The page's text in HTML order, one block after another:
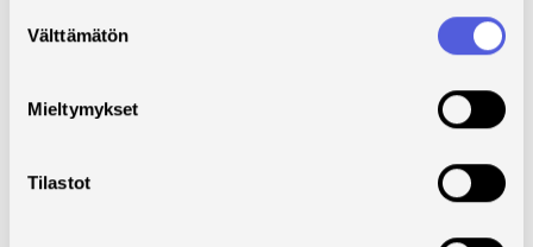
valinta
Välttämätön
Mieltymykset
Tilastot
opinnollistaminen